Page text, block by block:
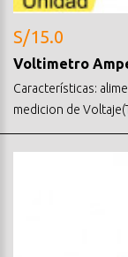
S/15.0
Voltimetro
Características:
medicion de